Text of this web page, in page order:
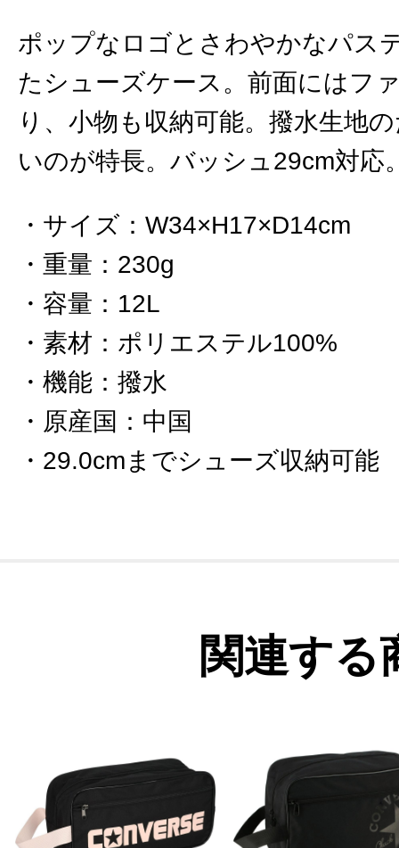
ポップなロゴとさわやかなパス
たシューズケース。前面にはフ
り、小物も収納可能。撥水生地
いのが特長。バッシュ29cm対応
サイズ ： W34×H17×D14cm
重量 ： 230g
容量 ： 12L
素材 ： ポリエステル100%
機能 ： 撥水
原産国 ： 中国
29.0cmまでシューズ収納可能
関連する